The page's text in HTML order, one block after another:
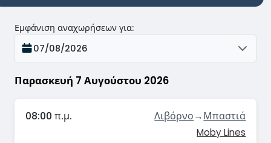
Παρασκευή 7 Αυγούστου 2026
Εμφάνιση αναχωρήσεων για:
07/08/2026
08:00 π.μ. Λιβόρνο→Μπαστιά
Moby Lines